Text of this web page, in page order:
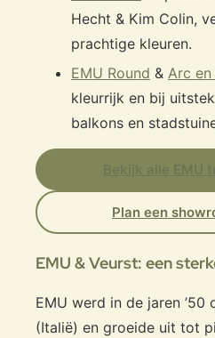
Hecht & Kim Colin,
prachtige kleuren.
EMU Round & Arc en
kleurrijk en bij
balkons en
Plan een
EMU & Veurst: een
EMU werd in de jaren
(Italië) en groeide uit tot